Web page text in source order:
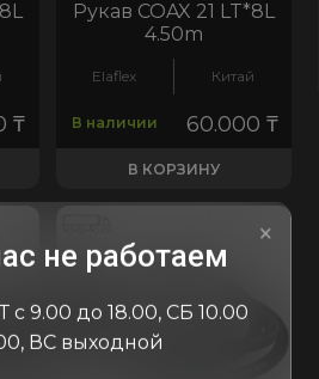
₸
Рукав COAX 21 LT*8L
4.50m
Elaflex Китай
В наличии 60.000₸
В КОРЗИНУ
×
не работаем
с 9.00 до 18.00, СБ 10.00
ВС выходной